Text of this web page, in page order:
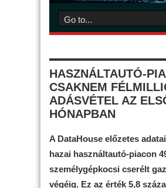
HASZNÁLTAUTÓ-
CSAKNEM
ADÁSVÉTEL AZ
HÓNAPBAN
A DataHouse előzetes
hazai használtautó-piacon
személygépkocsi cserélt
végéig. Ez az érték 5,8